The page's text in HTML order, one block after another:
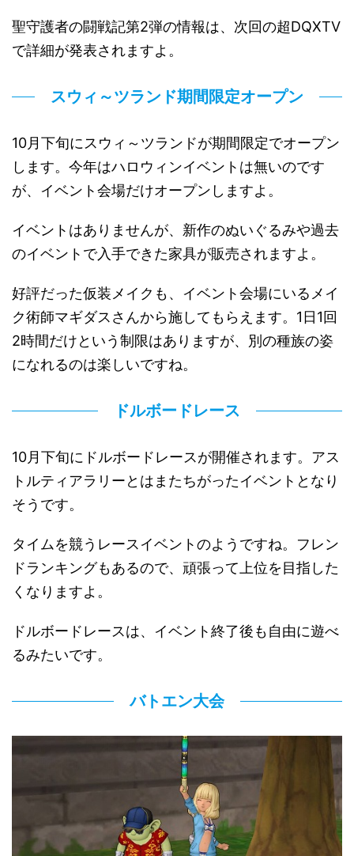
聖守護者の闘戦記第2弾の情報は、次回の超DQXTV
で詳細が発表されますよ。
スウィ～ツランド期間限定オープン
10月下旬にスウィ～ツランドが期間限定でオープン
します。今年はハロウィンイベントは無いのです
が、イベント会場だけオープンしますよ。
イベントはありませんが、新作のぬいぐるみや過去
のイベントで入手できた家具が販売されますよ。
好評だった仮装メイクも、イベント会場にいるメイ
ク術師マギダスさんから施してもらえます。1日1回
2時間だけという制限はありますが、別の種族の姿
になれるのは楽しいですね。
ドルボードレース
10月下旬にドルボードレースが開催されます。アス
トルティアラリーとはまたちがったイベントとなり
そうです。
タイムを競うレースイベントのようですね。フレン
ドランキングもあるので、頑張って上位を目指した
くなりますよ。
ドルボードレースは、イベント終了後も自由に遊べ
るみたいです。
バトエン大会